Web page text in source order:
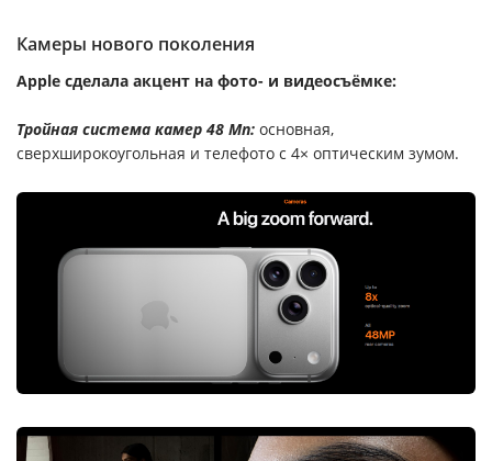
Камеры нового поколения
Apple сделала акцент на фото- и видеосъёмке:
Тройная система камер 48 Мп: основная,
сверхширокоугольная и телефото с 4× оптическим зумом.